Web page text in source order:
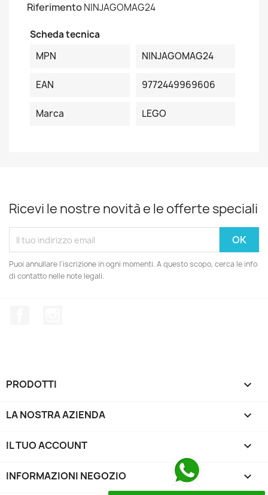
RiferimentoNINJAGOMAG24
Scheda tecnica
MPN
NINJAGOMAG24
EAN 9772449969606
Marca LEGO
Ricevi le nostre novità e le offerte speciali
Puoi annullare l'iscrizione in ogni momenti. A questo scopo, cerca le info
di contatto nelle note legali.
PRODOTTI 
LA NOSTRA AZIENDA 
IL TUO ACCOUNT 
INFORMAZIONI NEGOZIO keyboard_arrow_down